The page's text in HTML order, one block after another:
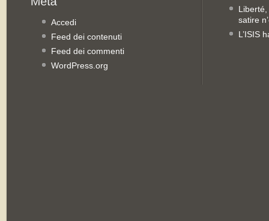
Accedi
Feed dei contenuti
Feed dei commenti
WordPress.org
satire
L’ISIS